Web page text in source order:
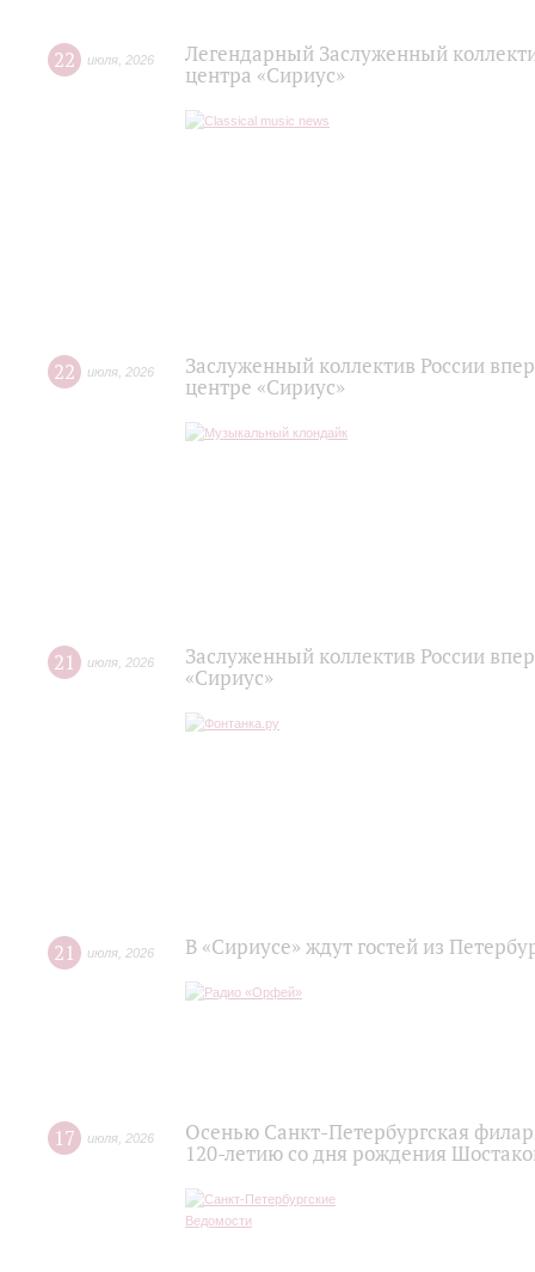
22 июля 2026
Легендарный Заслуженный
центра «Сириус»
22 июля 2026
Заслуженный коллектив России
центре «Сириус»
21 июля 2026
Заслуженный коллектив России
«Сириус»
21 июля 2026 В «Сириусе» ждут гостей из
17 июля 2026
Осенью Санкт-Петербургская
120‑летию со дня рождения